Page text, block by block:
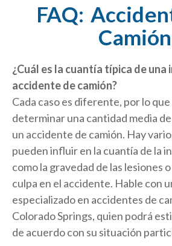
FAQ:
Camión
¿Cuál es la cuantía típica de una
accidente de camión?
Cada caso es diferente, por lo
determinar una cantidad media
un accidente de camión. Hay
pueden influir en la cuantía de la
como la gravedad de las lesiones
culpa en el accidente. Hable con
especializado en accidentes de
Colorado Springs, quien podrá
de acuerdo con su situación